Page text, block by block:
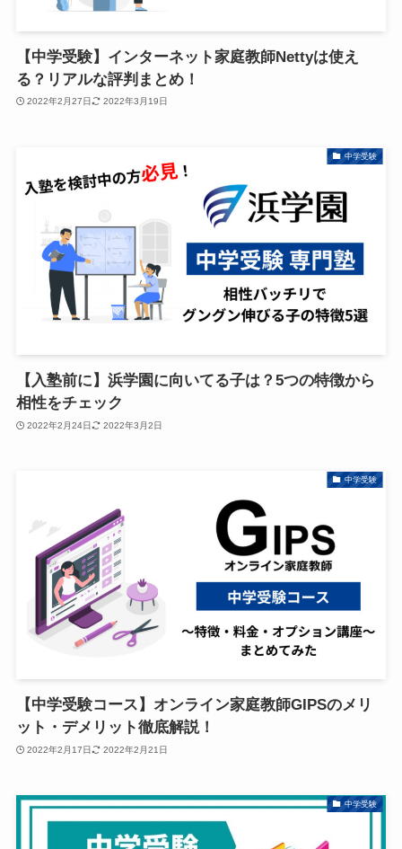
【中学受験】インターネット家庭教師Nettyは使え
る？リアルな評判まとめ！
2022年2月27日 2022年3月19日
中学受験
【入塾前に】浜学園に向いてる子は？5つの特徴から
相性をチェック
2022年2月24日 2022年3月2日
中学受験
【中学受験コース】オンライン家庭教師GIPSのメリ
ット・デメリット徹底解説！
2022年2月17日 2022年2月21日
中学受験